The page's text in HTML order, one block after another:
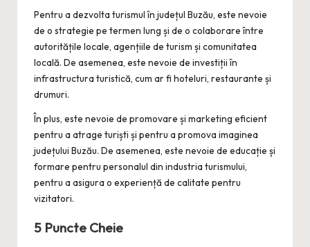
Pentru a dezvolta turismul în județul Buzău, este nevoie
de o strategie pe termen lung și de o colaborare între
autoritățile locale, agențiile de turism și comunitatea
locală. De asemenea, este nevoie de investiții în
infrastructura turistică, cum ar fi hoteluri, restaurante și
drumuri.
În plus, este nevoie de promovare și marketing eficient
pentru a atrage turiști și pentru a promova imaginea
județului Buzău. De asemenea, este nevoie de educație și
formare pentru personalul din industria turismului,
pentru a asigura o experiență de calitate pentru
vizitatori.
5 Puncte Cheie